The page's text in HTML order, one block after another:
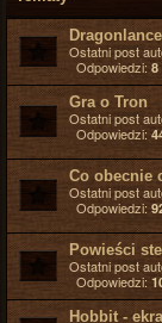
Dragonlance
Ostatni post
Odpowiedzi: 8
Gra o Tron
Ostatni post
Odpowiedzi:
Co obecnie
Ostatni post
Odpowiedzi:
Powieści
Ostatni post
Odpowiedzi:
Hobbit -